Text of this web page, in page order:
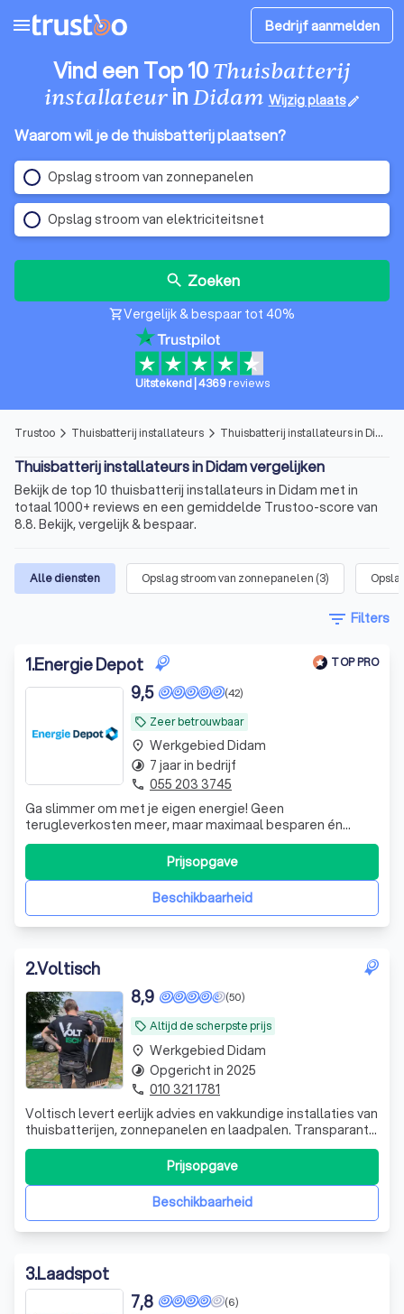
menu Bedrijf aanmelden
Vind een Top 10Thuisbatterij
installateurinDidam Wijzig plaatsedit
Waarom wil je de thuisbatterij plaatsen?
Opslag stroom van zonnepanelen
Opslag stroom van elektriciteitsnet
search Zoeken
shopping_cartVergelijk & bespaar tot 40%
Uitstekend| 4369 reviews
Trustoo arrow_forward_ios Thuisbatterij installateurs arrow_forward_ios Thuisbatterij installateurs in Didam
Thuisbatterij installateurs in Didam vergelijken
Bekijk de top 10 thuisbatterij installateurs in Didam met in
totaal 1000+ reviews en een gemiddelde Trustoo-score van
8.8. Bekijk, vergelijk & bespaar.
Alle diensten Opslag stroom van zonnepanelen (3)
filter_list Filters
1.Energie Depot TOP PRO
local_offer Zeer betrouwbaar
(42)
9,5
Ga slimmer om met je eigen energie! Geen
terugleverkosten meer, maar maximaal besparen én
verdienen met een slimme thuisbatterij.
Beschikbaarheid
Prijsopgave
place Werkgebied Didam
timelapse 7 jaar in bedrijf
phone 055 203 3745
2.Voltisch
local_offer Altijd de scherpste prijs
(50)
8,9
Voltisch levert eerlijk advies en vakkundige installaties van
thuisbatterijen, zonnepanelen en laadpalen. Transparant,
betrouwbaar en volledig afgestemd op uw woning en
Beschikbaarheid
Prijsopgave
place Werkgebied Didam
timelapse Opgericht in 2025
phone 010 321 1781
3.Laadspot
(6)
7,8